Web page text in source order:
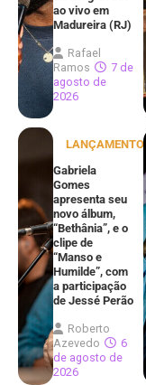
ao vivo em
Madureira (RJ)
Rafael
Ramos
7 de
agosto de
2026
LANÇAMENTOS
Gabriela
Gomes
apresenta seu
novo álbum,
“Bethânia”, e o
clipe de
“Manso e
Humilde”, com
a participação
de Jessé Perão
Roberto
Azevedo
6
de agosto de
2026